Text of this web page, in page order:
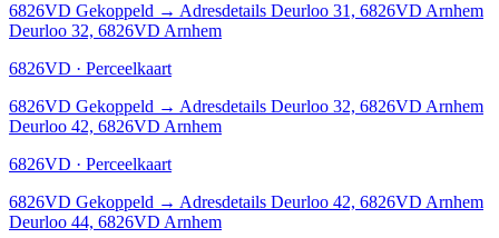
6826VD Gekoppeld → Adresdetails Deurloo 31, 6826VD Arnhem
Deurloo 32, 6826VD Arnhem
6826VD · Perceelkaart
6826VD Gekoppeld → Adresdetails Deurloo 32, 6826VD Arnhem
Deurloo 42, 6826VD Arnhem
6826VD · Perceelkaart
6826VD Gekoppeld → Adresdetails Deurloo 42, 6826VD Arnhem
Deurloo 44, 6826VD Arnhem